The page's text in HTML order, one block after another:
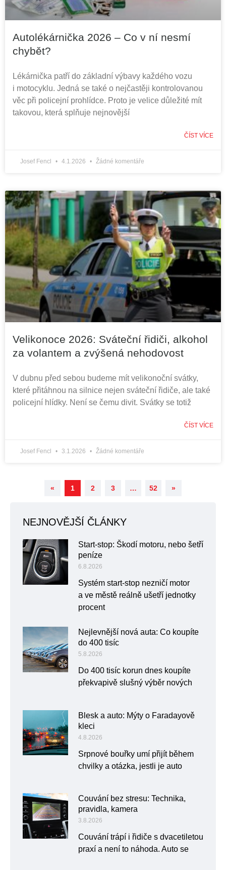
Autolékárnička 2026 – Co v ní nesmí
chybět?
Lékárnička patří do základní výbavy každého vozu
i motocyklu. Jedná se také o nejčastěji kontrolovanou
věc při policejní prohlídce. Proto je velice důležité mít
takovou, která splňuje nejnovější
ČÍST VÍCE
Josef Fencl 4.1.2026 Žádné komentáře
Velikonoce 2026: Sváteční řidiči, alkohol
za volantem a zvýšená nehodovost
V dubnu před sebou budeme mít velikonoční svátky,
které přitáhnou na silnice nejen sváteční řidiče, ale také
policejní hlídky. Není se čemu divit. Svátky se totiž
ČÍST VÍCE
Josef Fencl 3.1.2026 Žádné komentáře
« 1 2 3 … 52 »
NEJNOVĚJŠÍ ČLÁNKY
Start-stop: Škodí motoru, nebo šetří
peníze
6.8.2026
Systém start-stop nezničí motor
a ve městě reálně ušetří jednotky
procent
Nejlevnější nová auta: Co koupíte
do 400 tisíc
5.8.2026
Do 400 tisíc korun dnes koupíte
překvapivě slušný výběr nových
Blesk a auto: Mýty o Faradayově
kleci
4.8.2026
Srpnové bouřky umí přijít během
chvilky a otázka, jestli je auto
Couvání bez stresu: Technika,
pravidla, kamera
3.8.2026
Couvání trápí i řidiče s dvacetiletou
praxí a není to náhoda. Auto se